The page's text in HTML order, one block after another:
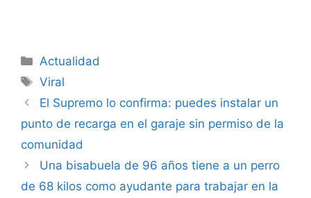
Categorías
Actualidad
Etiquetas
Viral
El Supremo lo confirma: puedes instalar un
punto de recarga en el garaje sin permiso de la
comunidad
Una bisabuela de 96 años tiene a un perro
de 68 kilos como ayudante para trabajar en la